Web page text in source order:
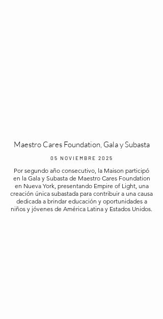
Maestro Cares Foundation, Gala y Subasta
05 NOVIEMBRE 2025
Por segundo año consecutivo, la Maison participó
en la Gala y Subasta de Maestro Cares Foundation
en Nueva York, presentando Empire of Light, una
creación única subastada para contribuir a una causa
dedicada a brindar educación y oportunidades a
niños y jóvenes de América Latina y Estados Unidos.